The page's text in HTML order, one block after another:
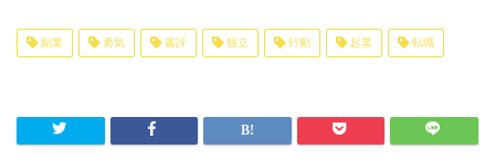
副業 勇気 書評 独立 行動 起業 転職